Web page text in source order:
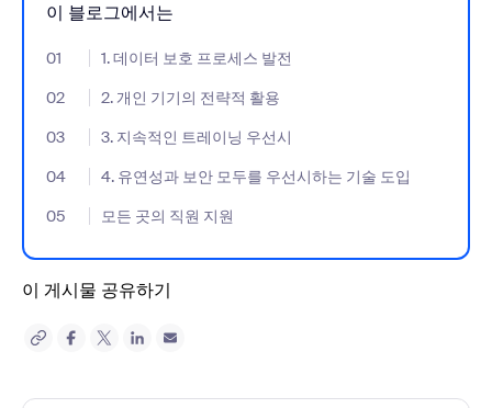
이 블로그에서는
01 1. 데이터 보호 프로세스 발전
- Jumplink to 1. 데이터 보호 프로세스 발전
02
2. 개인 기기의 전략적 활용
- Jumplink to 2. 개인 기기의 전략적 활용
03
3. 지속적인 트레이닝 우선시
- Jumplink to 3. 지속적인 트레이닝 우선시
04
4. 유연성과 보안 모두를 우선시하는 기술 도입
- Jumplink to 4. 유연성과 보안 모두를 우선시하는 기술 도입
05
모든 곳의 직원 지원
- Jumplink to 모든 곳의 직원 지원
이 게시물 공유하기